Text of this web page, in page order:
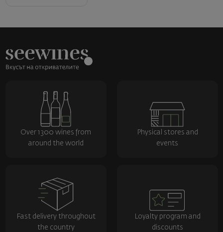
Over 1300 wines from
around the world
Physical stores and
events
Fast delivery throughout
the country
Loyalty program and
discounts